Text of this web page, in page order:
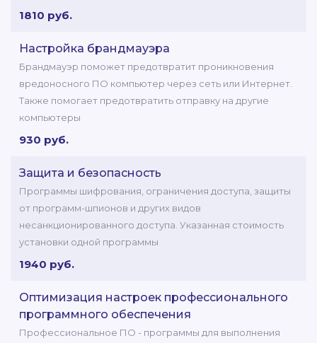
1810 руб.
Настройка брандмауэра
Брандмауэр поможет предотвратит проникновения
вредоносного ПО компьютер через сеть или Интернет.
Также помогает предотвратить отправку на другие
компьютеры
930 руб.
Защита и безопасность
Программы шифрования, ограничения доступа, защиты
от программ-шпионов и других видов
несанкционированного доступа. Указанная стоимость
установки одной программы
1940 руб.
Оптимизация настроек профессионального
программного обеспечения
Профессиональное ПО - программы для выполнения